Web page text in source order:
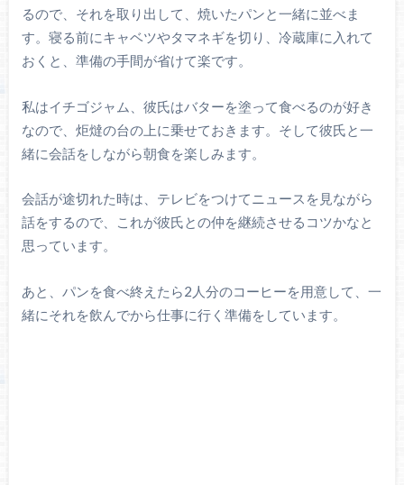
るので、それを取り出して、焼いたパンと一緒に並べま
す。寝る前にキャベツやタマネギを切り、冷蔵庫に入れて
おくと、準備の手間が省けて楽です。
私はイチゴジャム、彼氏はバターを塗って食べるのが好き
なので、炬燵の台の上に乗せておきます。そして彼氏と一
緒に会話をしながら朝食を楽しみます。
会話が途切れた時は、テレビをつけてニュースを見ながら
話をするので、これが彼氏との仲を継続させるコツかなと
思っています。
あと、パンを食べ終えたら2人分のコーヒーを用意して、一
緒にそれを飲んでから仕事に行く準備をしています。